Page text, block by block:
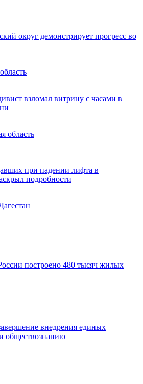
округ демонстрирует прогресс во
взломал витрину с часами в
область
при падении лифта в
подробности
построено 480 тысяч жилых
внедрения единых
обществознанию